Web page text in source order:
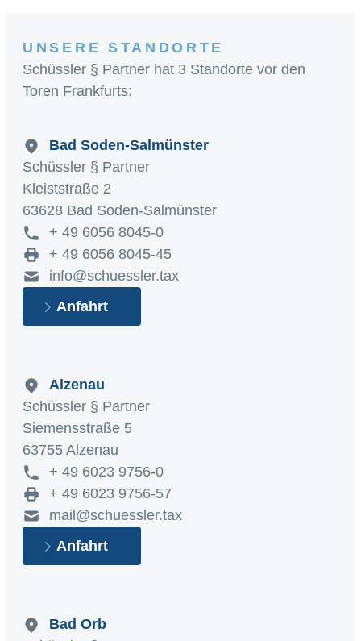
UNSERE STANDORTE
Schüssler § Partner hat 3 Standorte vor den
Toren Frankfurts:
Bad Soden-Salmünster
Schüssler § Partner
Kleiststraße 2
63628 Bad Soden-Salmünster
+ 49 6056 8045-0
+ 49 6056 8045-45
info@schuessler.tax
Anfahrt
Alzenau
Schüssler § Partner
Siemensstraße 5
63755 Alzenau
+ 49 6023 9756-0
+ 49 6023 9756-57
mail@schuessler.tax
Anfahrt
Bad Orb